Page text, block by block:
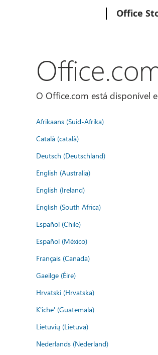
Office
O Office.com está disponível
Afrikaans (Suid-Afrika)
Català (català)
Deutsch (Deutschland)
English (Australia)
English (Ireland)
English (South Africa)
Español (Chile)
Español (México)
Français (Canada)
Gaeilge (Éire)
Hrvatski (Hrvatska)
K'iche' (Guatemala)
Lietuvių (Lietuva)
Nederlands (Nederland)